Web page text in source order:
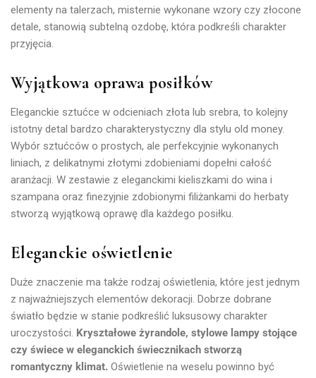
elementy na talerzach, misternie wykonane wzory czy złocone
detale, stanowią subtelną ozdobę, która podkreśli charakter
przyjęcia.
Wyjątkowa oprawa posiłków
Eleganckie sztućce w odcieniach złota lub srebra, to kolejny
istotny detal bardzo charakterystyczny dla stylu old money.
Wybór sztućców o prostych, ale perfekcyjnie wykonanych
liniach, z delikatnymi złotymi zdobieniami dopełni całość
aranżacji. W zestawie z eleganckimi kieliszkami do wina i
szampana oraz finezyjnie zdobionymi filiżankami do herbaty
stworzą wyjątkową oprawę dla każdego posiłku.
Eleganckie oświetlenie
Duże znaczenie ma także rodzaj oświetlenia, które jest jednym
z najważniejszych elementów dekoracji. Dobrze dobrane
światło będzie w stanie podkreślić luksusowy charakter
uroczystości. Kryształowe żyrandole, stylowe lampy stojące
czy świece w eleganckich świecznikach stworzą
romantyczny klimat. Oświetlenie na weselu powinno być